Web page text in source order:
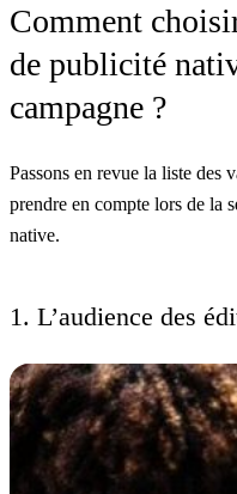
Comment
de publicité
campagne ?
Passons en revue la liste des
prendre en compte lors de la
native.
1. L’audience des